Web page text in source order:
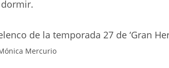
de la temporada 27 de ‘Gran
Mercurio